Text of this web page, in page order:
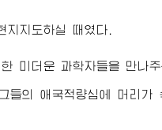
지지도하실 때였다.
미더운 과학자들을 만나
의 애국적량심에 머리가